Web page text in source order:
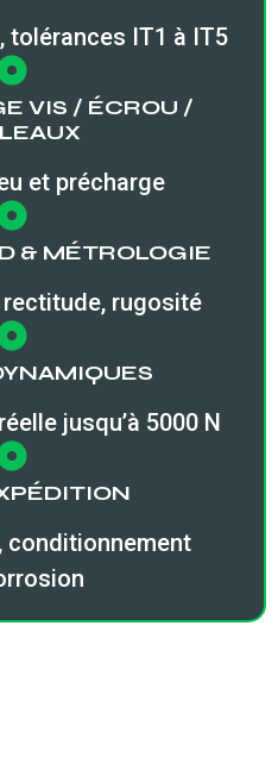
tolérances IT1 à IT5
VIS / ÉCROU /
et précharge
& MÉTROLOGIE
rugosité
jusqu’à 5000 N
conditionnement